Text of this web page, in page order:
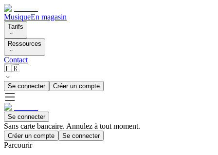
MusiqueEn magasin
Tarifs
Ressources
Contact
🇫🇷
Se connecter Créer un compte
Se connecter
Sans carte bancaire. Annulez à tout moment.
Créer un compte Se connecter
Parcourir